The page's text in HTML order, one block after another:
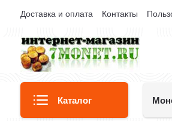
Доставка и оплата Контакты
Каталог